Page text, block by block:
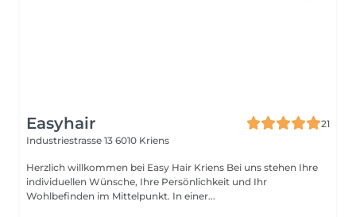
Easyhair
21
Industriestrasse 13 6010 Kriens
Herzlich willkommen bei Easy Hair Kriens Bei uns stehen Ihre
individuellen Wünsche, Ihre Persönlichkeit und Ihr
Wohlbefinden im Mittelpunkt. In einer...